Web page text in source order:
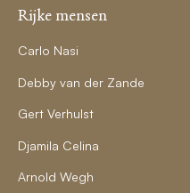
Rijke mensen
Carlo Nasi
Debby van der Zande
Gert Verhulst
Djamila Celina
Arnold Wegh